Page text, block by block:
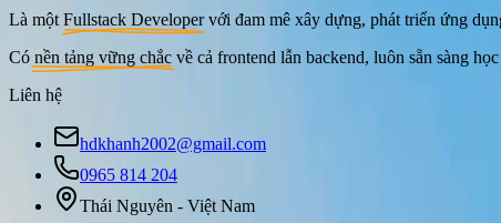
Là một Fullstack Developer với đam mê xây dựng, phát triển ứng
Có nền tảng vững chắc về cả frontend lẫn backend, luôn sẵn sàng
Liên hệ
hdkhanh2002@gmail.com
0965 814 204
Thái Nguyên - Việt Nam